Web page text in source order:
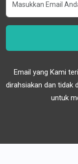
Email yang Kami
dirahsiakan dan tidak
untuk